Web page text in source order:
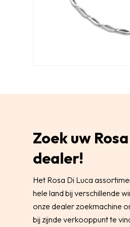
Zoek uw
dealer!
Het Rosa Di Luca
hele land bij verschillende
onze dealer zoekmachine
bij zijnde verkooppunt te